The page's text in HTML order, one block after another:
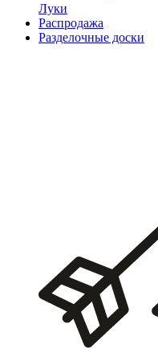
Луки
Распродажа
Разделочные доски